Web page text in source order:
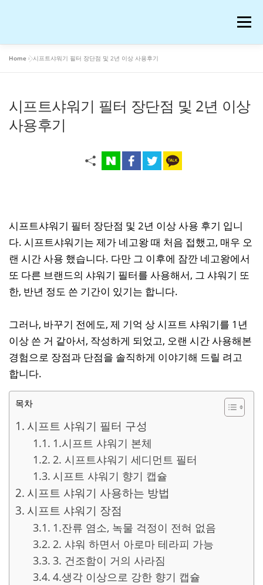
메뉴
AI 연구 워드프레스 일기 온라인 강의 후기
생활꿀팁 반려동물 화장품
프로그램 IT 저작권과 법
Home »시프트샤워기 필터 장단점 및 2년 이상 사용후기
시프트샤워기 필터 장단점 및 2년 이상
사용후기
시프트샤워기 필터 장단점 및 2년 이상 사용 후기 입니
다. 시프트샤워기는 제가 네고왕 때 처음 접했고, 매우 오
랜 시간 사용 했습니다. 다만 그 이후에 잠깐 네고왕에서
또 다른 브랜드의 샤워기 필터를 사용해서, 그 샤워기 또
한, 반년 정도 쓴 기간이 있기는 합니다.
그러나, 바꾸기 전에도, 제 기억 상 시프트 샤워기를 1년
이상 쓴 거 같아서, 작성하게 되었고, 오랜 시간 사용해본
경험으로 장점과 단점을 솔직하게 이야기해 드릴 려고
합니다.
목차
시프트 샤워기 필터 구성
1.시프트 샤워기 본체
2. 시프트샤워기 세디먼트 필터
시프트 샤워기 향기 캡슐
시프트 샤워기 사용하는 방법
시프트 샤워기 장점
1.잔류 염소, 녹물 걱정이 전혀 없음
2. 샤워 하면서 아로마 테라피 가능
3. 건조함이 거의 사라짐
4.생각 이상으로 강한 향기 캡슐